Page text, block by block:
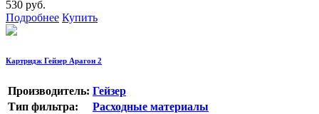
530 руб.
Подробнее Купить
Картридж Гейзер Арагон 2
Производитель: Гейзер
Тип фильтра:
Расходные материалы